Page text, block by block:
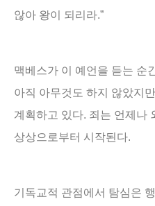
않아 왕이 되리라.”
맥베스가 이 예언을 듣는 순
아직 아무것도 하지 않았지만
계획하고 있다. 죄는 언제나
상상으로부터 시작된다.
기독교적 관점에서 탐심은